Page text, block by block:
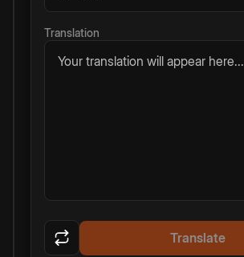
Translation
Your translation will appear here...
Translate